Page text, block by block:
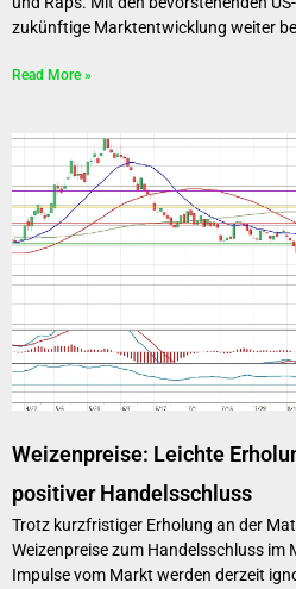
zukünftige Marktentwicklung weiter
Read More »
Weizenpreise: Leichte
positiver Handelsschluss
Trotz kurzfristiger Erholung an der
Weizenpreise zum Handelsschluss im
Impulse vom Markt werden derzeit